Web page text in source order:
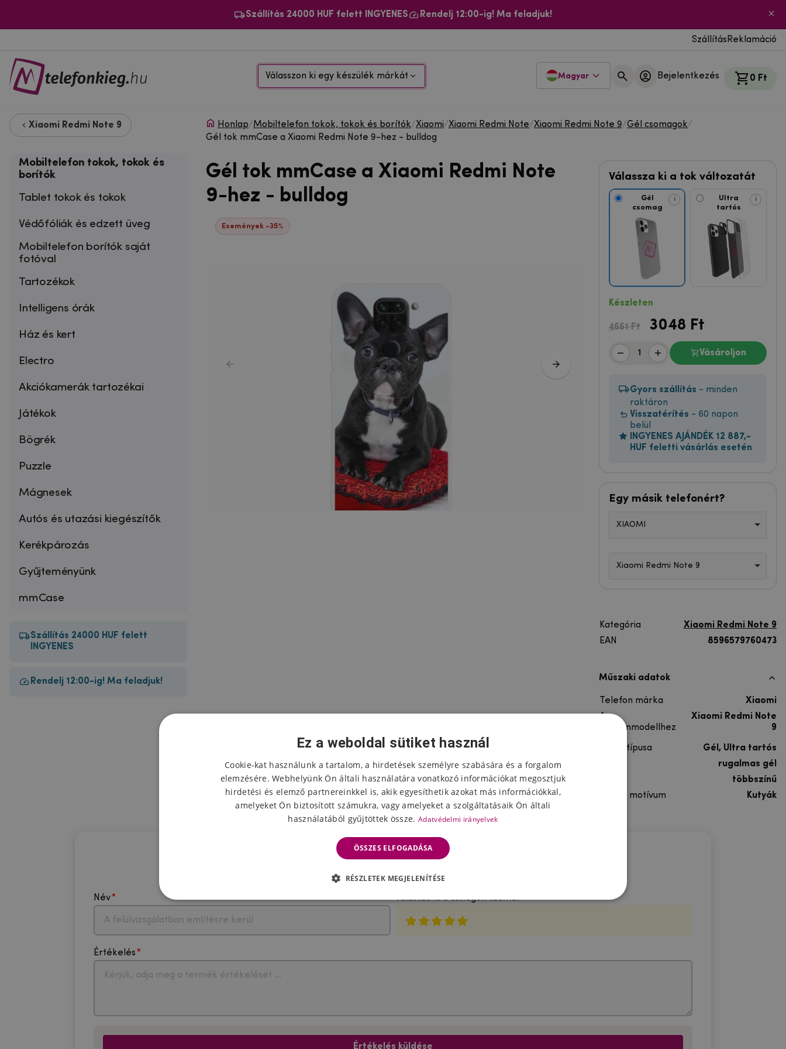
Szállítás 24000 HUF felett INGYENES Rendelj 12:00-ig! Ma feladjuk!
Szállítás Reklamáció
Válasszon ki egy készülék márkát Magyar Bejelentkezés 0 Ft
Xiaomi Redmi Note 9
Mobiltelefon tokok, tokok és
borítók
Tablet tokok és tokok
Védőfóliák és edzett üveg
Mobiltelefon borítók saját
fotóval
Tartozékok
Intelligens órák
Ház és kert
Electro
Akciókamerák tartozékai
Játékok
Bögrék
Puzzle
Mágnesek
Autós és utazási kiegészítők
Kerékpározás
Gyűjteményünk
mmCase
Szállítás 24000 HUF felett
INGYENES
Rendelj 12:00-ig! Ma feladjuk!
Honlap/Mobiltelefon tokok, tokok és borítók/Xiaomi/Xiaomi Redmi Note/Xiaomi Redmi Note 9/Gél csomagok/
Gél tok mmCase a Xiaomi Redmi Note 9-hez - bulldog
Gél tok mmCase a Xiaomi Redmi Note
9-hez - bulldog
Események -35%
Válassza ki a tok változatát
Gél
csomag
i
Ultra
tartós
i
Készleten
4661 Ft 3048 Ft
Vásároljon
Gyors szállítás - minden
raktáron
Visszatérítés - 60 napon
belül
INGYENES AJÁNDÉK 12 887,-
HUF feletti vásárlás esetén
Egy másik telefonért?
XIAOMI
Xiaomi Redmi Note 9
Kategória
Xiaomi Redmi Note 9
EAN
8596579760473
Műszaki adatok
Telefon márka
Xiaomi
A
telefonmodellhez
Xiaomi Redmi Note
9
Lakás típusa
Gél, Ultra tartós
rugalmas gél
többszínű
Színes motívum
Kutyák
A termék értékelése
Név Válassza ki a csillagok számát
Értékelés
Értékelés küldése
Ez a weboldal sütiket használ
Cookie-kat használunk a tartalom, a hirdetések személyre szabására és a forgalom
elemzésére. Webhelyünk Ön általi használatára vonatkozó információkat megosztjuk
hirdetési és elemző partnereinkkel is, akik egyesíthetik azokat más információkkal,
amelyeket Ön biztosított számukra, vagy amelyeket a szolgáltatásaik Ön általi
használatából gyűjtöttek össze. Adatvédelmi irányelvek
ÖSSZES ELFOGADÁSA
RÉSZLETEK MEGJELENÍTÉSE